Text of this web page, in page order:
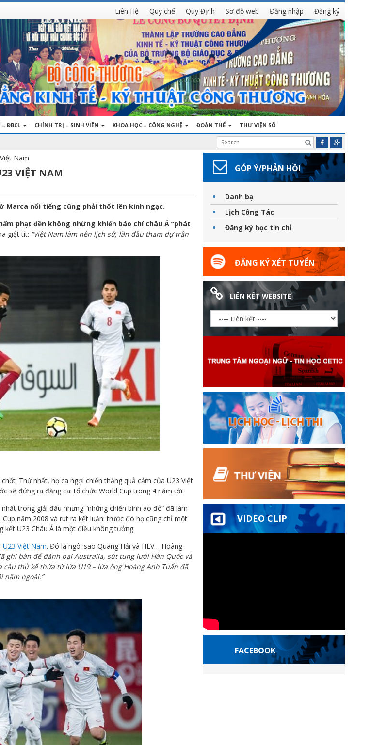
Liên Hệ Quy chế Quy Định Sơ đồ web Đăng nhập Đăng ký
– ĐBCL CHÍNH TRỊ – SINH VIÊN KHOA HỌC – CÔNG NGHỆ ĐOÀN THỂ THƯ VIỆN SỐ
Nam
VIỆT NAM
Marca nổi tiếng cũng phải thốt lên kinh ngạc.
phạt đền không những khiến báo chí châu Á “phát
giật tít: “Việt Nam làm nên lịch sử, lần đầu tham dự trận
Thứ nhất, họ ca ngợi chiến thắng quả cảm của U23 Việt
sẽ đứng ra đăng cai tổ chức World Cup trong 4 năm tới.
trong giải đấu nhưng “những chiến binh áo đỏ” đã làm
năm 2008 và rút ra kết luận: trước đó họ cũng chỉ một
U23 Châu Á là một điều không tưởng.
Việt Nam. Đó là ngôi sao Quang Hải và HLV… Hoàng
ghi bàn để đánh bại Australia, sút tung lưới Hàn Quốc và
thủ kế thừa từ lứa U19 – lứa ông Hoàng Anh Tuấn đã
năm ngoái.”
GÓP Ý/PHẢN HỒI
Danh bạ
Lịch Công Tác
Đăng ký học tín chỉ
ĐĂNG KÝ XÉT TUYỂN
LIÊN KẾT WEBSITE
VIDEO CLIP
FACEBOOK